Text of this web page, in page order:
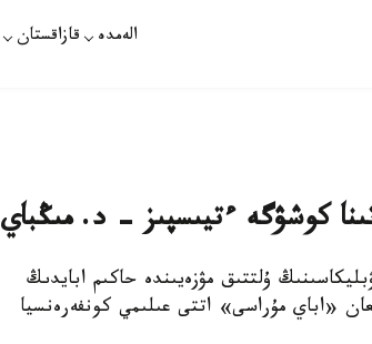
الەمدە قازاقستان
كوشۋگە ءتيىسپىز - د. مىڭباي
ۇلتتىق مۋزەيىندە حاكىم ابايدىڭ
170 جىل تولۋىنا ارنالعان «اباي مۇراسى» اتتى عىلىمي كونفەرەنسيا